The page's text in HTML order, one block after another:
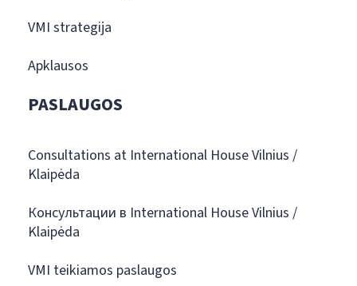
VMI strategija
Apklausos
PASLAUGOS
Consultations at International House Vilnius /
Klaipėda
Консультации в International House Vilnius /
Klaipėda
VMI teikiamos paslaugos